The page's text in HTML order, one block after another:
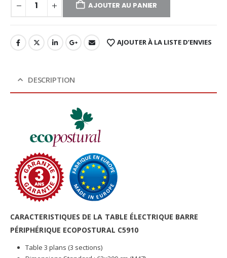
AJOUTER AU PANIER
AJOUTER À LA LISTE D’ENVIES
DESCRIPTION
CARACTERISTIQUES DE LA TABLE ÉLECTRIQUE BARRE
PÉRIPHÉRIQUE ECOPOSTURAL C5910
Table 3 plans (3 sections)